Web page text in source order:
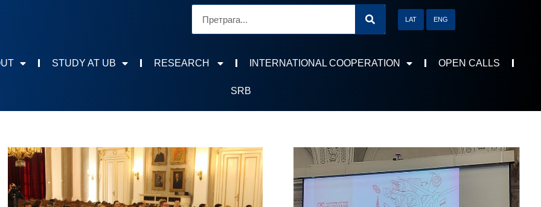
LAT ENG
STUDY AT UB RESEARCH INTERNATIONAL COOPERATION OPEN CALLS
SRB